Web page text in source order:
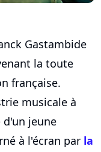
Gastambide
la toute
française.
musicale à
jeune
à l'écran par la